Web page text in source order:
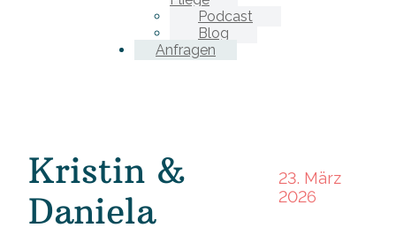
Podcast
Blog
Anfragen
Kristin &
Daniela
23. März
2026